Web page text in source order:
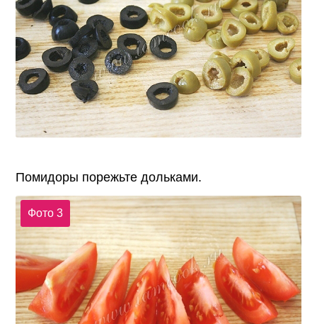
Помидоры порежьте дольками.
Фото 3